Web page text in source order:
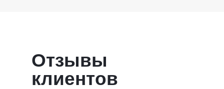
Отзывы
клиентов